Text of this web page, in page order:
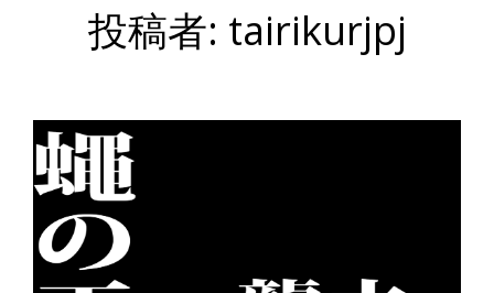
投稿者: tairikurjpj